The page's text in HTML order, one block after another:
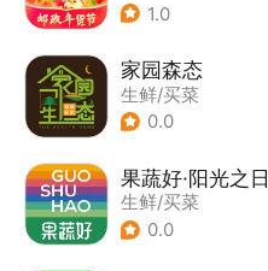
1.0
家园森态
生鲜/买菜
0.0
果蔬好·阳光之日
生鲜/买菜
0.0